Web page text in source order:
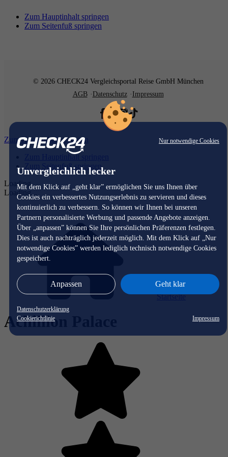
Nur notwendige Cookies
Unvergleichlich lecker
Mit dem Klick auf „geht klar” ermöglichen Sie uns Ihnen über
Cookies ein verbessertes Nutzungserlebnis zu servieren und dieses
kontinuierlich zu verbessern. So können wir Ihnen bei unseren
Partnern personalisierte Werbung und passende Angebote anzeigen.
Über „anpassen” können Sie Ihre persönlichen Präferenzen festlegen.
Dies ist auch nachträglich jederzeit möglich. Mit dem Klick auf „Nur
notwendige Cookies” werden lediglich technisch notwendige Cookies
gespeichert.
Anpassen Geht klar
Datenschutzerklärung
Cookierichtlinie
Impressum
Zum Hauptinhalt springen
Zum Seitenfuß springen
© 2026 CHECK24 Vergleichsportal Reise GmbH München
AGB
Datenschutz Impressum
Zum Hauptinhalt springen
Zum Hauptinhalt springen
Zum Seitenfuß springen
Loading...
Loading...
Startseite
Achillion Palace